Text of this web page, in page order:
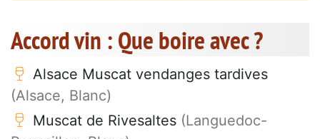
Accord vin : Que boire avec ?
Alsace Muscat vendanges tardives
(Alsace, Blanc)
Muscat de Rivesaltes (Languedoc-